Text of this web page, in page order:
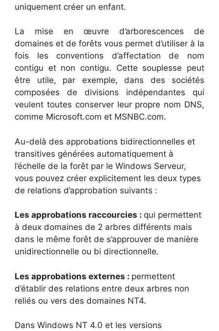
uniquement créer un enfant.
La mise en œuvre d’arborescences de
domaines et de forêts vous permet d’utiliser à la
fois les conventions d’affectation de nom
contigu et non contigu. Cette souplesse peut
être utile, par exemple, dans des sociétés
composées de divisions indépendantes qui
veulent toutes conserver leur propre nom DNS,
comme Microsoft.com et MSNBC.com.
Au-delà des approbations bidirectionnelles et
transitives générées automatiquement à
l’échelle de la forêt par le Windows Serveur,
vous pouvez créer explicitement les deux types
de relations d’approbation suivants :
Les approbations raccourcies : qui permettent
à deux domaines de 2 arbres différents mais
dans le même forêt de s’approuver de manière
unidirectionnelle ou bi directionnelle.
Les approbations externes : permettent
d’établir des relations entre deux arbres non
reliés ou vers des domaines NT4.
Dans Windows NT 4.0 et les versions